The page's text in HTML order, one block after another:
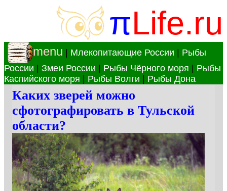
πLife.ru
menu Млекопитающие России
Рыбы
России
Змеи России Рыбы Чёрного моря
Рыбы
Каспийского моря
Рыбы Волги Рыбы Дона
Каких зверей можно
сфотографировать в Тульской
области?